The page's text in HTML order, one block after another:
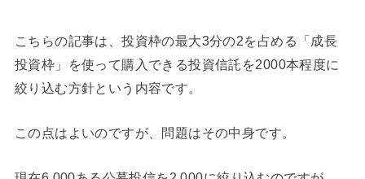
こちらの記事は、投資枠の最大3分の2を占める「成長
投資枠」を使って購入できる投資信託を2000本程度に
絞り込む方針という内容です。
この点はよいのですが、問題はその中身です。